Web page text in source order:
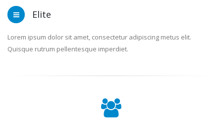
Elite
Lorem ipsum dolor sit amet, consectetur adipiscing metus elit.
Quisque rutrum pellentesque imperdiet.